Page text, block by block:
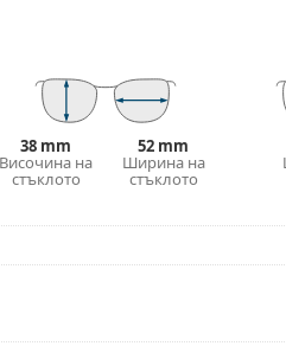
за почистване и
вместо с кърпа.
повече модели или
преди употреба.
38 mm
Височина на
стъклото
52 mm
Ширина на
стъклото